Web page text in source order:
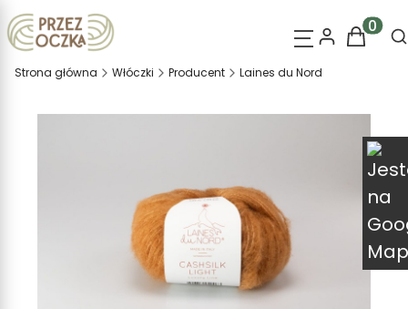
Strona główna Włóczki Producent Laines du Nord